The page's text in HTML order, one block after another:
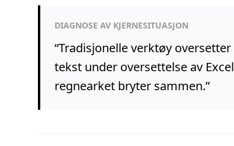
DIAGNOSE AV KJERNESITUASJON
“Tradisjonelle verktøy
tekst under oversettelse av
regnearket bryter sammen.”